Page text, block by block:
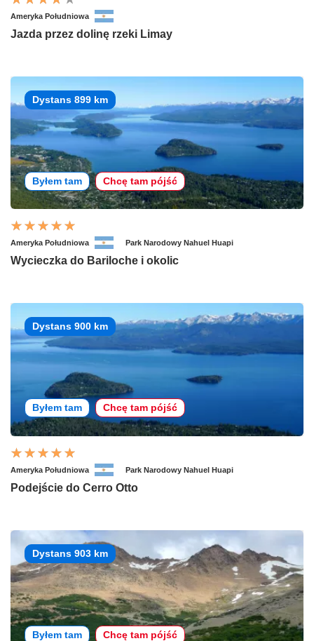
Ameryka Południowa
Jazda przez dolinę rzeki Limay
Dystans 899 km
Byłem tam Chcę tam pójść
Ameryka Południowa Park Narodowy Nahuel Huapi
Wycieczka do Bariloche i okolic
Dystans 900 km
Byłem tam Chcę tam pójść
Ameryka Południowa Park Narodowy Nahuel Huapi
Podejście do Cerro Otto
Dystans 903 km
Byłem tam Chcę tam pójść